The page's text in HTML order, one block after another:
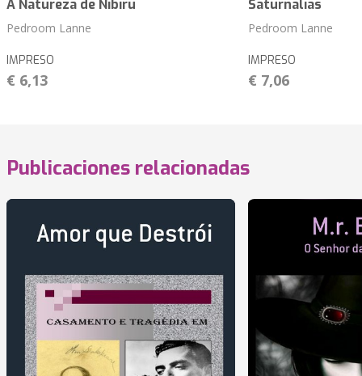
A Natureza de Nibiru
Pedroom Lanne
IMPRESO
€ 6,13
Saturnálias
Pedroom Lanne
IMPRESO
€ 7,06
Publicaciones relacionadas